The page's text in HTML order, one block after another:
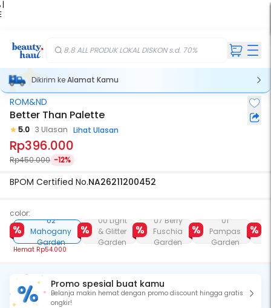
|
8.8 ALL PRODUK LOKAL DISKON s.d. 70%
Dikirim keAlamat Kamu
ROM&ND
Better Than Palette
5.0 3 Ulasan Lihat Ulasan
Rp396.000
Rp450.000 -12%
BPOM Certified No.NA26211200452
color:
02
Mahogany
Garden
Hemat Rp54.000
00 Light
& Glitter
Garden
07 Berry
Fuschia
Garden
01
Pampas
Garden
Promo spesial buat kamu
Belanja makin hemat dengan promo discount hingga gratis
ongkir!